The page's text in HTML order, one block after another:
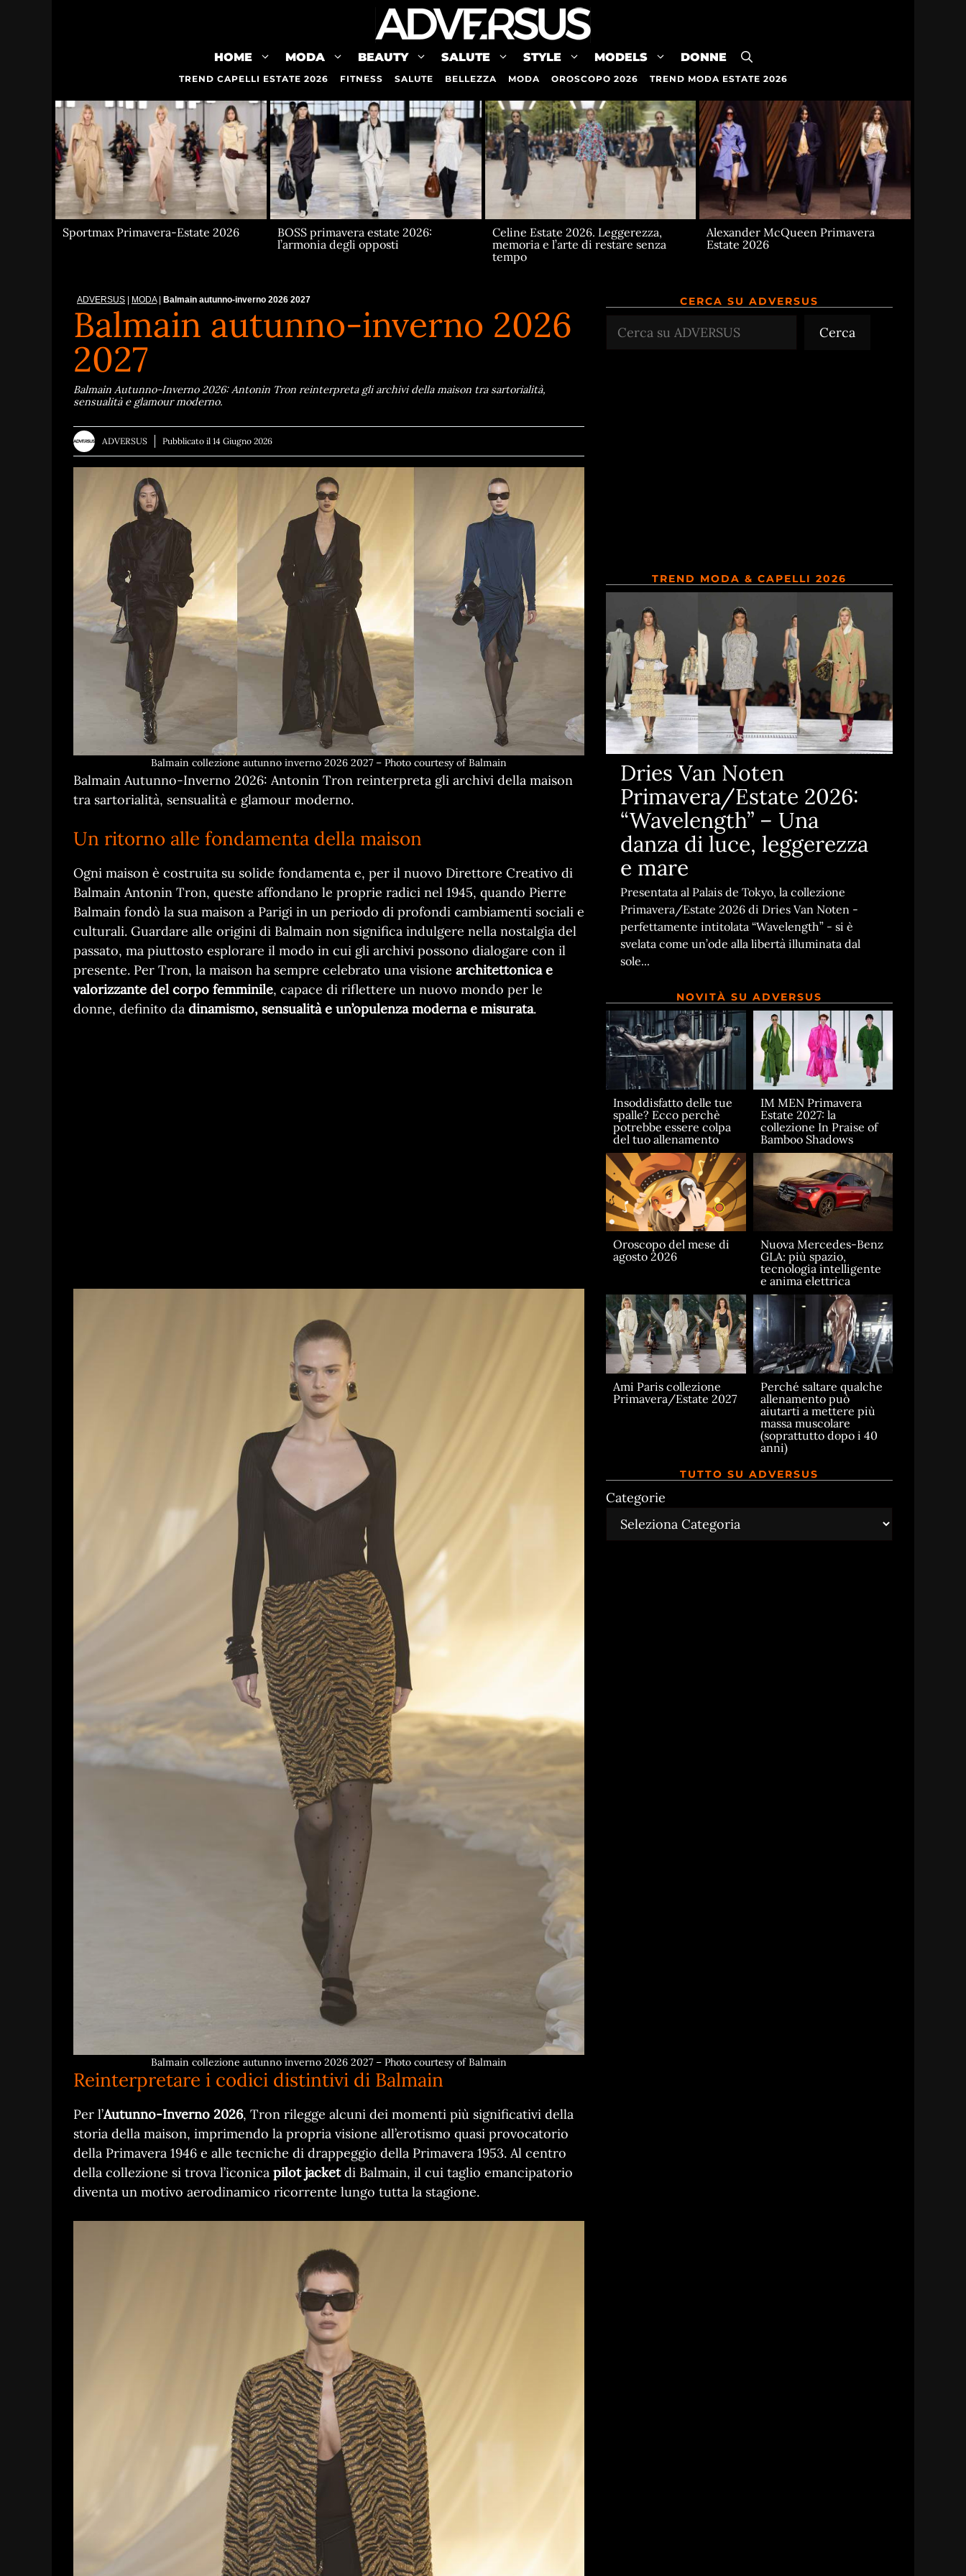
HOME MODA BEAUTY SALUTE STYLE MODELS DONNE
TREND CAPELLI ESTATE 2026 FITNESS SALUTE BELLEZZA MODA OROSCOPO 2026 TREND MODA ESTATE 2026
Sportmax Primavera-Estate 2026
BOSS primavera estate 2026:
l’armonia degli opposti
Celine Estate 2026. Leggerezza,
memoria e l’arte di restare senza
tempo
Alexander McQueen Primavera
Estate 2026
ADVERSUS MODA| Balmain autunno-inverno 2026 2027
Balmain autunno-inverno 2026
2027
Balmain Autunno-Inverno 2026: Antonin Tron reinterpreta gli archivi della maison tra sartorialità,
sensualità e glamour moderno.
ADVERSUS Pubblicato il 14 Giugno 2026
Balmain collezione autunno inverno 2026 2027 – Photo courtesy of Balmain
Balmain Autunno-Inverno 2026: Antonin Tron reinterpreta gli archivi della maison
tra sartorialità, sensualità e glamour moderno.
Un ritorno alle fondamenta della maison
Ogni maison è costruita su solide fondamenta e, per il nuovo Direttore Creativo di
Balmain Antonin Tron, queste affondano le proprie radici nel 1945, quando Pierre
Balmain fondò la sua maison a Parigi in un periodo di profondi cambiamenti sociali e
culturali. Guardare alle origini di Balmain non significa indulgere nella nostalgia del
passato, ma piuttosto esplorare il modo in cui gli archivi possono dialogare con il
presente. Per Tron, la maison ha sempre celebrato una visione architettonica e
valorizzante del corpo femminile, capace di riflettere un nuovo mondo per le
donne, definito da dinamismo, sensualità e un’opulenza moderna e misurata.
Balmain collezione autunno inverno 2026 2027 – Photo courtesy of Balmain
Reinterpretare i codici distintivi di Balmain
Per l’Autunno-Inverno 2026, Tron rilegge alcuni dei momenti più significativi della
storia della maison, imprimendo la propria visione all’erotismo quasi provocatorio
della Primavera 1946 e alle tecniche di drappeggio della Primavera 1953. Al centro
della collezione si trova l’iconica pilot jacketdi Balmain, il cui taglio emancipatorio
diventa un motivo aerodinamico ricorrente lungo tutta la stagione.
CERCA SU ADVERSUS
Cerca
Cerca
TREND MODA & CAPELLI 2026
Dries Van Noten
Primavera/Estate 2026:
“Wavelength” – Una
danza di luce, leggerezza
e mare
Presentata al Palais de Tokyo, la collezione
Primavera/Estate 2026 di Dries Van Noten -
perfettamente intitolata “Wavelength” - si è
svelata come un’ode alla libertà illuminata dal
sole...
NOVITÀ SU ADVERSUS
Insoddisfatto delle tue
spalle? Ecco perchè
potrebbe essere colpa
del tuo allenamento
IM MEN Primavera
Estate 2027: la
collezione In Praise of
Bamboo Shadows
Oroscopo del mese di
agosto 2026
Nuova Mercedes-Benz
GLA: più spazio,
tecnologia intelligente
e anima elettrica
Ami Paris collezione
Primavera/Estate 2027
Perché saltare qualche
allenamento può
aiutarti a mettere più
massa muscolare
(soprattutto dopo i 40
anni)
TUTTO SU ADVERSUS
Categorie